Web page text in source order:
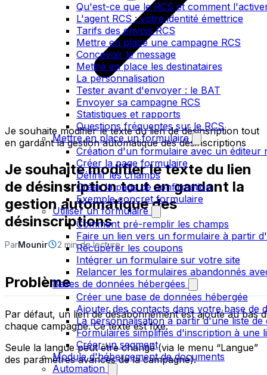
Qu'est-ce que le RCS et comment
L'agent RCS : votre identité émettrice
Tarifs des envois RCS
Mettre en place une campagne RCS
Concevoir le message
Mettre en place les destinataires
La personnalisation
Tester avant d'envoyer : le BAT
Envoyer sa campagne RCS
Statistiques et rapports
Questions fréquentes sur le RCS
Mettre en place un formulaire
Création d'un formulaire avec un éditeur
Créer la page formulaire
Définir les champs
Créer la page de confirmation
Exemple concret formulaire
Utiliser un formulaire
Comment pré-remplir les champs
Faire un lien vers un formulaire à partir
Récupérer les coupons
Intégrer un formulaire sur votre site
Relancer les formulaires abandonnés
Bases de données hébergées
Créer une base de données hébergée
Ajouter des contacts dans votre base de
La personnalisation à partir d'une liste de
Formulaires simplifiés d'inscription à une
Créer un segment
Module d'hébergement de documents
Automation
Je souhaite modifier le texte du lien de désinsription tout
en gardant la gestion automatique des désinscriptions
Je souhaite modifier le texte du lien
de désinsription tout en gardant la
gestion automatique des
désinscriptions
ParMounir 2 min de lecture
Problème
Par défaut, un lien de désabonnement est ajouté au bas
chaque campagne. Ce texte est fixe.
Seule la langue peut être changé (via le menu “Langue”
des paramètres avancés de la campagne).